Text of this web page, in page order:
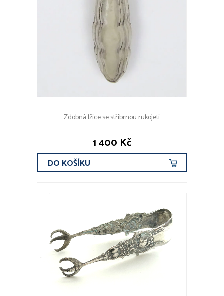
Zdobná lžíce se stříbrnou rukojetí
1 400 Kč
DO KOŠÍKU